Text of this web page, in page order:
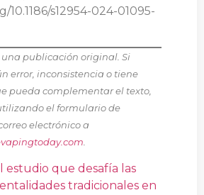
10.1186/s12954-024-01095-
una publicación original. Si
error, inconsistencia o tiene
pueda complementar el texto,
el formulario de
electrónico a
estudio que desafía las
tradicionales en